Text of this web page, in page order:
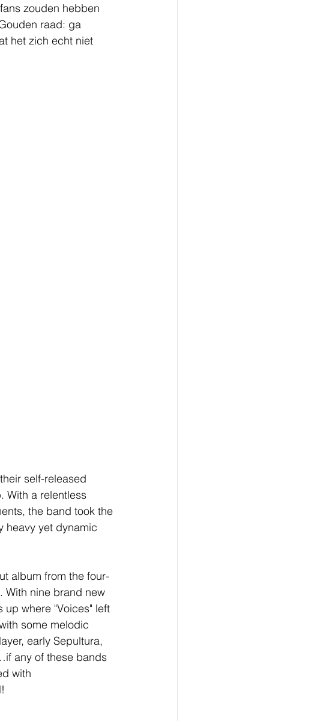
zouden hebben
raad: ga
het zich echt niet
self-released
With a relentless
the band took the
heavy yet dynamic
album from the four-
With nine brand new
where "Voices" left
some melodic
early Sepultura,
any of these bands
with